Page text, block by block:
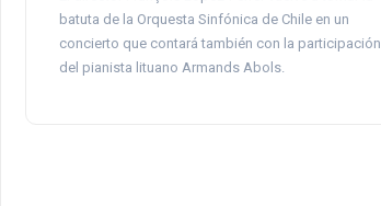
batuta de la Orquesta Sinfónica de Chile en un
concierto que contará también con la participación
del pianista lituano Armands Abols.